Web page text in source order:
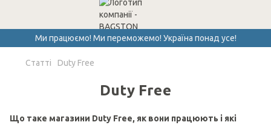
Ми працюємо! Ми переможемо! Україна понад усе!
Cтатті Duty Free
Duty Free
Що таке магазини Duty Free, як вони працюють і які